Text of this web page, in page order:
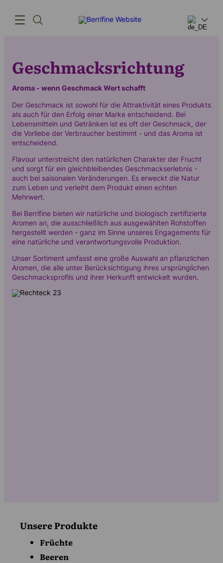
Produkte
Innovation
Lieferkette
Unsere Geschichte
(+45) 57 67 50 05
info@berrifine.com
Kontakt
Geschmacksrichtung
Aroma - wenn Geschmack Wert schafft
Der Geschmack ist sowohl für die Attraktivität eines Produkts
als auch für den Erfolg einer Marke entscheidend. Bei
Lebensmitteln und Getränken ist es oft der Geschmack, der
die Vorliebe der Verbraucher bestimmt - und das Aroma ist
entscheidend.
Flavour unterstreicht den natürlichen Charakter der Frucht
und sorgt für ein gleichbleibendes Geschmackserlebnis -
auch bei saisonalen Veränderungen. Es erweckt die Natur
zum Leben und verleiht dem Produkt einen echten
Mehrwert.
Bei Berrifine bieten wir natürliche und biologisch zertifizierte
Aromen an, die ausschließlich aus ausgewählten Rohstoffen
hergestellt werden - ganz im Sinne unseres Engagements für
eine natürliche und verantwortungsvolle Produktion.
Unser Sortiment umfasst eine große Auswahl an pflanzlichen
Aromen, die alle unter Berücksichtigung ihres ursprünglichen
Geschmacksprofils und ihrer Herkunft entwickelt wurden.
Unsere Produkte
Früchte
Beeren